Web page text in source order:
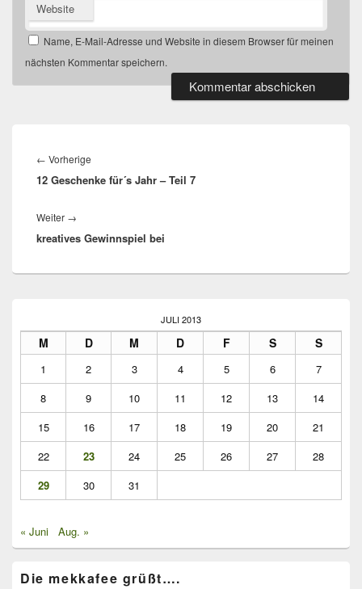
Website
Name, E-Mail-Adresse und Website in diesem Browser für meinen
nächsten Kommentar speichern.
← Vorherige
Beitrag:
12 Geschenke für´s Jahr – Teil 7
Weiter →
Beitrag:
kreatives Gewinnspiel bei
Widget-
Bereich
JULI 2013
M D M D F S S
1 2 3 4 5 6
7
8
9 10 11 12 13
14
15
16 17 18 19 20
21
22
23 24 25 26 27
28
29
30 31
« Juni Aug. »
Die mekkafee grüßt….